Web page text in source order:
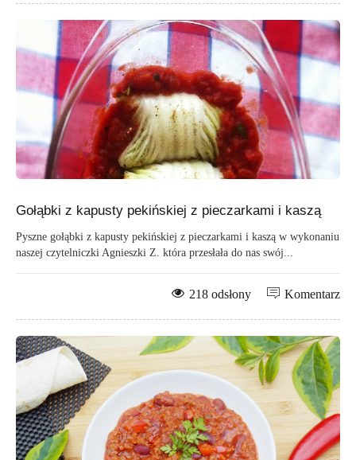
Gołąbki z kapusty pekińskiej z pieczarkami i kaszą
Pyszne gołąbki z kapusty pekińskiej z pieczarkami i kaszą w wykonaniu
naszej czytelniczki Agnieszki Z. która przesłała do nas swój...
Komentarz
218 odsłony